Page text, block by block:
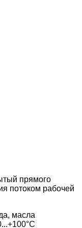
прямого
потоком рабочей
масла